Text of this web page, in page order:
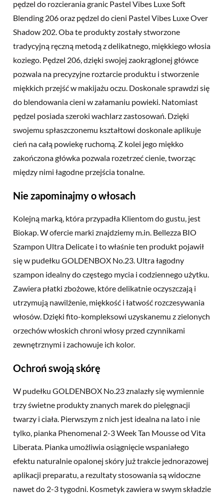
pędzel do rozcierania granic Pastel Vibes Luxe Soft
Blending 206 oraz pędzel do cieni Pastel Vibes Luxe Over
Shadow 202. Oba te produkty zostały stworzone
tradycyjną ręczną metodą z delikatnego, miękkiego włosia
koziego. Pędzel 206, dzięki swojej zaokrąglonej główce
pozwala na precyzyjne roztarcie produktu i stworzenie
miękkich przejść w makijażu oczu. Doskonale sprawdzi się
do blendowania cieni w załamaniu powieki. Natomiast
pędzel posiada szeroki wachlarz zastosowań. Dzięki
swojemu spłaszczonemu kształtowi doskonale aplikuje
cień na całą powiekę ruchomą. Z kolei jego miękko
zakończona główka pozwala rozetrzeć cienie, tworząc
między nimi łagodne przejścia tonalne.
Nie zapominajmy o włosach
Kolejną marką, która przypadła Klientom do gustu, jest
Biokap. W ofercie marki znajdziemy m.in. Bellezza BIO
Szampon Ultra Delicate i to właśnie ten produkt pojawił
się w pudełku GOLDENBOX No.23. Ultra łagodny
szampon idealny do częstego mycia i codziennego użytku.
Zawiera płatki zbożowe, które delikatnie oczyszczają i
utrzymują nawilżenie, miękkość i łatwość rozczesywania
włosów. Dzięki fito-kompleksowi uzyskanemu z zielonych
orzechów włoskich chroni włosy przed czynnikami
zewnętrznymi i zachowuje ich kolor.
Ochroń swoją skórę
W pudełku GOLDENBOX No.23 znalazły się wymiennie
trzy świetne produkty znanych marek do pielęgnacji
twarzy i ciała. Pierwszym z nich jest idealna na lato i nie
tylko, pianka Phenomenal 2-3 Week Tan Mousse od Vita
Liberata. Pianka umożliwia osiągnięcie wspaniałego
efektu naturalnie opalonej skóry już trakcie jednorazowej
aplikacji preparatu, a rezultaty stosowania są widoczne
nawet do 2-3 tygodni. Kosmetyk zawiera w swym składzie